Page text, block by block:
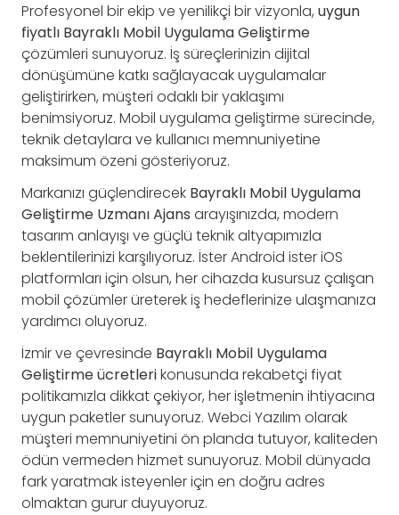
Profesyonel bir ekip ve yenilikçi bir vizyonla, uygun
fiyatlı Bayraklı Mobil Uygulama Geliştirme
çözümleri sunuyoruz. İş süreçlerinizin dijital
dönüşümüne katkı sağlayacak uygulamalar
geliştirirken, müşteri odaklı bir yaklaşımı
benimsiyoruz. Mobil uygulama geliştirme sürecinde,
teknik detaylara ve kullanıcı memnuniyetine
maksimum özeni gösteriyoruz.
Markanızı güçlendirecek Bayraklı Mobil Uygulama
Geliştirme Uzmanı Ajans arayışınızda, modern
tasarım anlayışı ve güçlü teknik altyapımızla
beklentilerinizi karşılıyoruz. İster Android ister iOS
platformları için olsun, her cihazda kusursuz çalışan
mobil çözümler üreterek iş hedeflerinize ulaşmanıza
yardımcı oluyoruz.
İzmir ve çevresinde Bayraklı Mobil Uygulama
Geliştirme ücretlerikonusunda rekabetçi fiyat
politikamızla dikkat çekiyor, her işletmenin ihtiyacına
uygun paketler sunuyoruz. Webci Yazılım olarak
müşteri memnuniyetini ön planda tutuyor, kaliteden
ödün vermeden hizmet sunuyoruz. Mobil dünyada
fark yaratmak isteyenler için en doğru adres
olmaktan gurur duyuyoruz.